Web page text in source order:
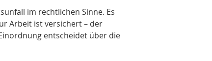
im rechtlichen Sinne. Es
Arbeit ist versichert – der
entscheidet über die